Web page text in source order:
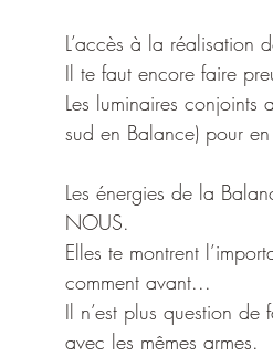
L’accès à la réalisation
Il te faut encore faire
Les luminaires
sud en Balance) pour
Les énergies de la
NOUS.
Elles te montrent
comment avant...
Il n’est plus question
avec les mêmes armes.